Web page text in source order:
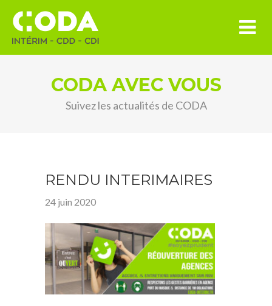
CODA AVEC VOUS
Suivez les actualités de CODA
RENDU INTERIMAIRES
24 juin 2020